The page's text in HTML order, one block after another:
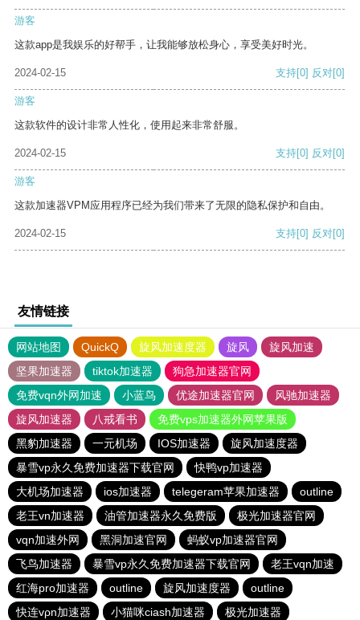
游客
这款app是我娱乐的好帮手，让我能够放松身心，享受美好时光。
2024-02-15 支持[0] 反对[0]
游客
这款软件的设计非常人性化，使用起来非常舒服。
2024-02-15 支持[0] 反对[0]
游客
这款加速器VPM应用程序已经为我们带来了无限的隐私保护和自由。
2024-02-15 支持[0] 反对[0]
友情链接
网站地图 QuickQ 旋风加速度器 旋风
旋风加速
坚果加速器
tiktok加速器
狗急加速器官网
免费vqn外网加速
小蓝鸟 优途加速器官网
风驰加速器
旋风加速器
八戒看书
免费vps加速器外网苹果版
黑豹加速器
一元机场 IOS加速器
旋风加速度器
暴雪vp永久免费加速器下载官网
快鸭vp加速器
大机场加速器
ios加速器 telegeram苹果加速器
outline
老王vn加速器
油管加速器永久免费版
极光加速器官网
vqn加速外网
黑洞加速官网
蚂蚁vp加速器官网
飞鸟加速器
暴雪vp永久免费加速器下载官网
老王vqn加速
红海pro加速器
outline 旋风加速度器
outline
快连vρn加速器
小猫咪ciash加速器 极光加速器